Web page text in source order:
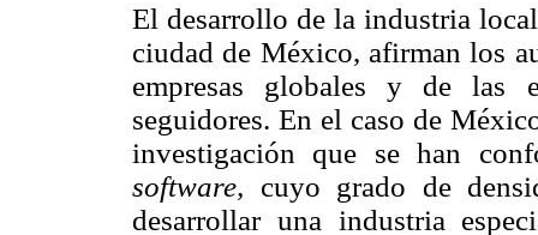
El desarrollo de la industria
ciudad de México, afirman los
empresas globales y de las
seguidores. En el caso de
investigación que se han
software, cuyo grado de
desarrollar una industria